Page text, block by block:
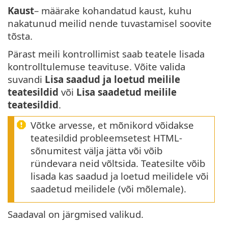
Kaust– määrake kohandatud kaust, kuhu
nakatunud meilid nende tuvastamisel soovite
tõsta.
Pärast meili kontrollimist saab teatele lisada
kontrolltulemuse teavituse. Võite valida
suvandi Lisa saadud ja loetud meilile
teatesildid või Lisa saadetud meilile
teatesildid.
Võtke arvesse, et mõnikord võidakse
teatesildid probleemsetest HTML-
sõnumitest välja jätta või võib
ründevara neid võltsida. Teatesilte võib
lisada kas saadud ja loetud meilidele või
saadetud meilidele (või mõlemale).
Saadaval on järgmised valikud.